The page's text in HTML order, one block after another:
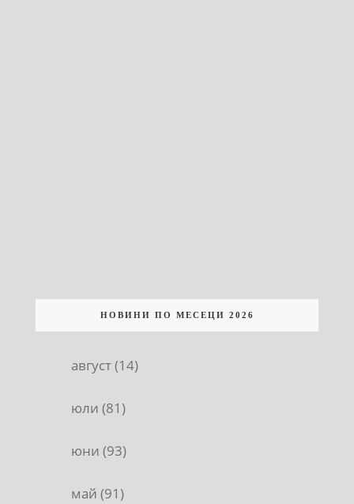
НОВИНИ ПО МЕСЕЦИ 2026
август (14)
юли (81)
юни (93)
май (91)